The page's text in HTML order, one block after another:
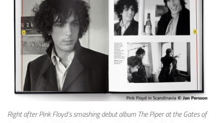
Right after Pink Floyd’s smashing debut album The Piper at the Gates of